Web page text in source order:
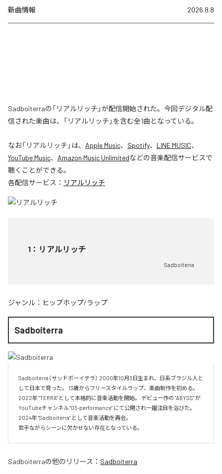
新曲情報 2026.8.8
Sadboiterraの「リアルリッチ」が配信開始された。今回デジタル配
信された楽曲は、「リアルリッチ」を含む全1曲となっている。
なお「リアルリッチ 」は、 Apple Music、 Spotify、 LINE MUSIC、
YouTube Music、 Amazon Music Unlimitedなどの音楽配信サービスで
聴くことができる。
各配信サービス： リアルリッチ
1 ： リアルリッチ
Sadboiterra
ジャンル： ヒップホップ/ラップ
Sadboiterra
Sadboiterra（サッドボーイテラ） 2000年10月3日生まれ、日系ブラジル人と
して日本で育った。 13歳からフリースタイルラップ、楽曲制作を初める。
2022年 "TERRA" として本格的に音楽活動を開始。 デビュー作の "ABYSS" が
YouTubeチャンネル "03-performance" にて公開され一躍注目を浴びた。
2024年 "Sadboiterra" として音楽活動を再会。
若手ながらシーンに欠かせない存在となっている。
Sadboiterraの他のリリース： Sadboiterra